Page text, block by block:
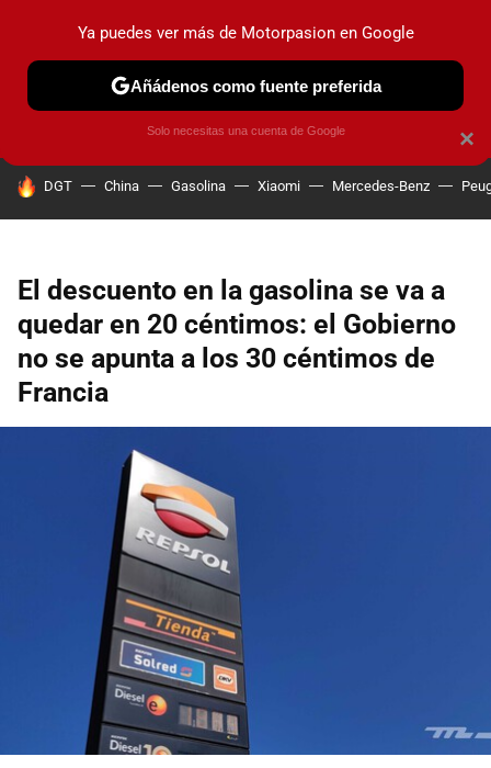
PRUEBAS COCHES ELÉCTRICOS OBSERVATORIO
HOY SE HABLA DE
DGT China Gasolina Xiaomi Mercedes-Benz
El descuento en la gasolina se va a
quedar en 20 céntimos: el Gobierno
no se apunta a los 30 céntimos de
Francia
×
Ya puedes ver más de Motorpasion en Google
Añádenos como fuente preferida
Solo necesitas una cuenta de Google